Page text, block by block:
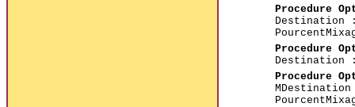
Procedure
Procedure
Procedure